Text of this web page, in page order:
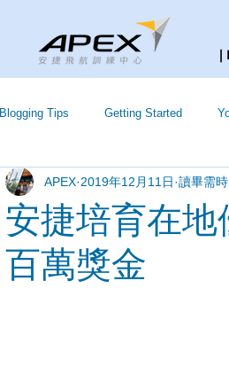
|
Blogging Tips Getting Started
安捷培育在
百萬獎金
APEX 2019年12月11日 讀畢需